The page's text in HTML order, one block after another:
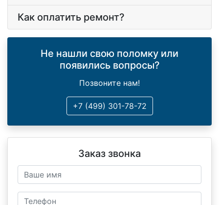
Как оплатить ремонт?
Не нашли свою поломку или
появились вопросы?
Позвоните нам!
+7 (499) 301-78-72
Заказ звонка